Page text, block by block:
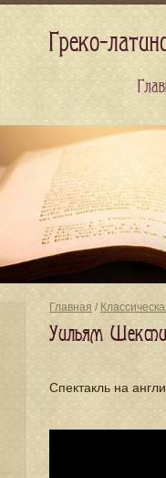
Главная /
Уильям
Спектакль на
Греко-